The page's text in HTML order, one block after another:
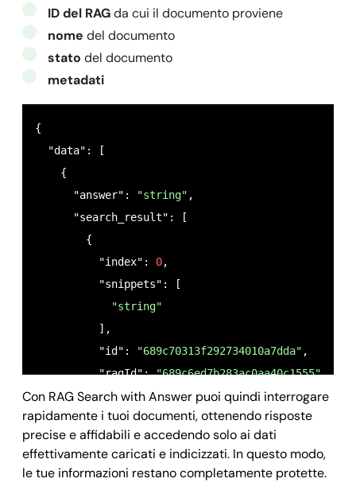
ID del RAGda cui il documento proviene
nome del documento
stato del documento
metadati
{
  "data": [
    {
      "answer":
"string" ,
      "search_result": [
        {
          "index":
0,
          "snippets": [
"string"
          ],
          "id":
"689c70313f292734010a7dda" ,
          "ragId":
"689c6ed7b283ac0aa40c1555",
          "name":
"documentTest",
          "state":
"indexing",
          "metadata": {
            "custom_key_str":
"string",
            "custom_key_date":
"2025-09-
Con RAG Search with Answer puoi quindi interrogare
rapidamente i tuoi documenti, ottenendo risposte
precise e affidabili e accedendo solo ai dati
effettivamente caricati e indicizzati. In questo modo,
le tue informazioni restano completamente protette.